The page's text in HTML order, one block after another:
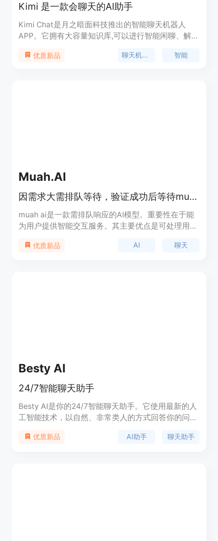
Kimi 是一款会聊天的AI助手
Kimi Chat是月之暗面科技推出的智能聊天机器人
APP。它拥有大容量知识库,可以进行智能闲聊、解答
力。用户可以随时随地与Kimi聊天寻找乐趣,它的回
优质新品 聊天机器人 智能
Muah.AI
因需求大需排队等待，验证成功后等待muah ai响应
muah ai是一款需排队响应的AI模型。重要性在于能
为用户提供智能交互服务。其主要优点是可处理用户
能是面向大众的智能聊天工具。
优质新品 AI 聊天
Besty AI
24/7智能聊天助手
Besty AI是你的24/7智能聊天助手。它使用最新的人
工智能技术，以自然、非常类人的方式回答你的问
议，还是只是想和一个AI最好的朋友聊天谈心，
优质新品 AI助手 聊天助手